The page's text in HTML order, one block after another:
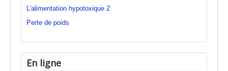
L'alimentation hypotoxique 2
Perte de poids
En ligne